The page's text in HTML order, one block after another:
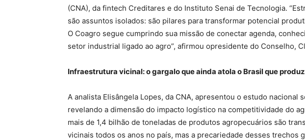
(CNA), da fintech Creditares e do Instituto Senai de Tecnologia.
são assuntos isolados: são pilares para transformar potencial
O Coagro segue cumprindo sua missão de conectar agenda,
setor industrial ligado ao agro”, afirmou opresidente do Conselho,
Infraestrutura vicinal: o gargalo que ainda atola o Brasil que produz
A analista Elisângela Lopes, da CNA, apresentou o estudo nacional
revelando a dimensão do impacto logístico na competitividade do
mais de 1,4 bilhão de toneladas de produtos agropecuários são
vicinais todos os anos no país, mas a precariedade desses trechos